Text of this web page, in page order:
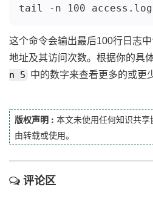
tail -n 100
这个命令会输出最后100行日志
地址及其访问次数。根据你的具
n 5 中的数字来查看更多的或更
版权声明 : 本文未使用任何知识共
由转载或使用。
评论区